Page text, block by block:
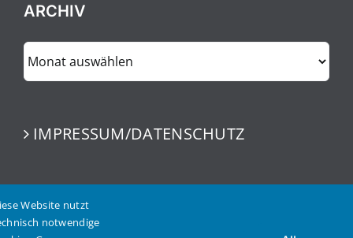
ARCHIV
ARCHIV
IMPRESSUM/DATENSCHUTZ
Website nutzt
notwendige